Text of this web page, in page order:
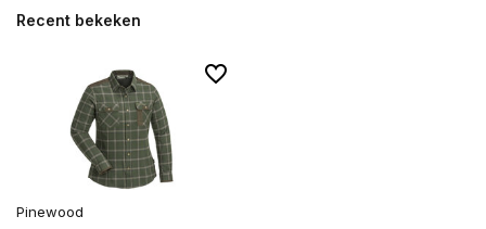
Recent bekeken
Pinewood